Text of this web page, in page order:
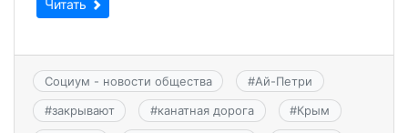
Читать
Социум - новости общества #Ай-Петри
#закрывают #канатная дорога #Крым